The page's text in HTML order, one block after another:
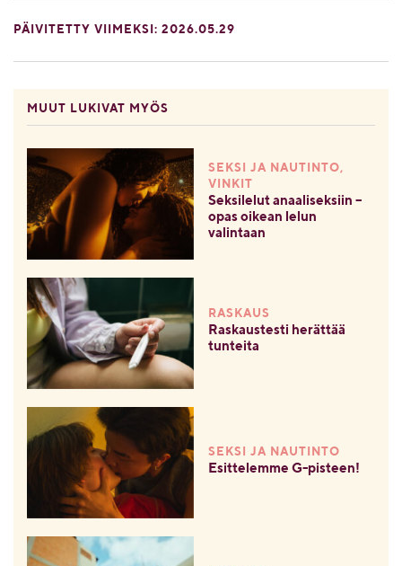
PÄIVITETTY VIIMEKSI: 2026.05.29
MUUT LUKIVAT MYÖS
SEKSI JA NAUTINTO,
VINKIT
Seksilelut anaaliseksiin –
opas oikean lelun
valintaan
RASKAUS
Raskaustesti herättää
tunteita
SEKSI JA NAUTINTO
Esittelemme G-pisteen!